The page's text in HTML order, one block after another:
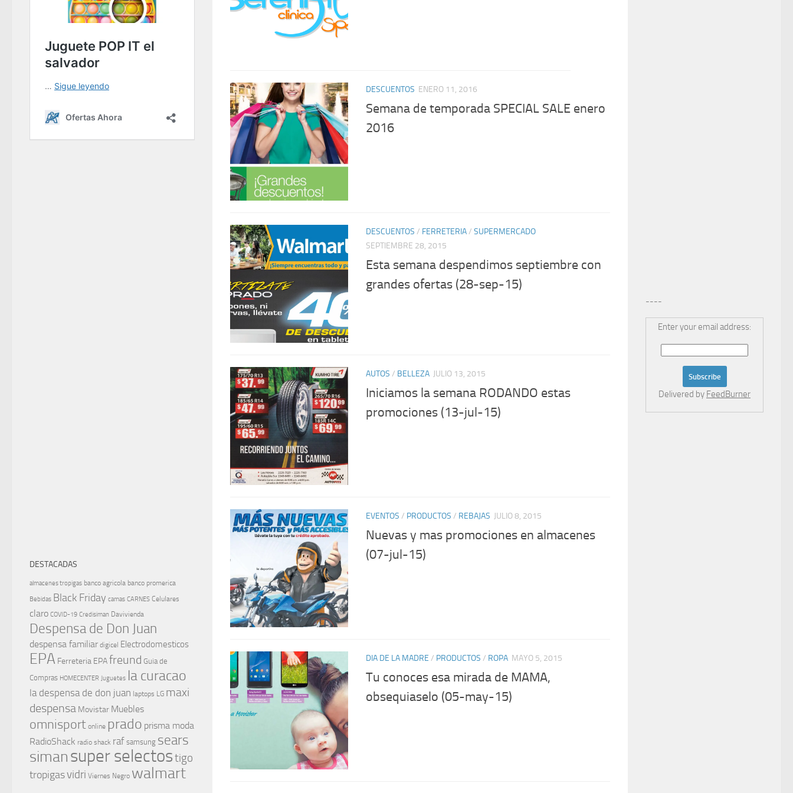
DESCUENTOS ENERO 11, 2016
Semana de temporada SPECIAL SALE enero
2016
DESCUENTOS / FERRETERIA/ SUPERMERCADO
SEPTIEMBRE 28, 2015
Esta semana despendimos septiembre con
grandes ofertas (28-sep-15)
AUTOS / BELLEZA JULIO 13, 2015
Iniciamos la semana RODANDO estas
promociones (13-jul-15)
EVENTOS / PRODUCTOS / REBAJAS JULIO 8, 2015
Nuevas y mas promociones en almacenes
(07-jul-15)
DIA DE LA MADRE / PRODUCTOS / ROPA MAYO 5, 2015
Tu conoces esa mirada de MAMA,
obsequiaselo (05-may-15)
DESTACADAS
almacenes tropigas banco agricola banco promerica
Bebidas Black Friday camas CARNES Celulares
claro COVID-19 Credisiman Davivienda
Despensa de Don Juan
despensa familiar digicel Electrodomesticos
EPA Ferreteria EPAfreund Guia de
Compras HOMECENTER Juguetes la curacao
la despensa de don juan laptops LG maxi
despensa Movistar Muebles
omnisport online prado prisma moda
RadioShack radio shack raf samsung sears
simansuper selectostigo
tropigasvidri Viernes Negro walmart
----
Enter your email address:
Delivered by FeedBurner